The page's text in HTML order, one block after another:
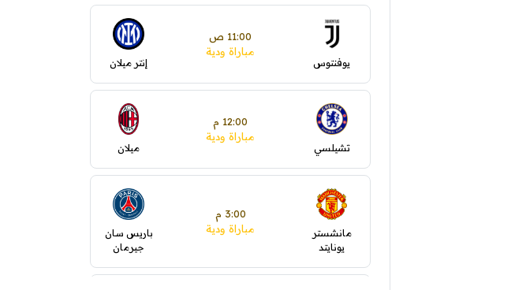
يوفنتوس
11:00 ص
مباراة ودية
إنتر ميلان
تشيلسي
12:00 م
مباراة ودية
ميلان
مانشستر
يونايتد
3:00 م
مباراة ودية
باريس سان
جيرمان